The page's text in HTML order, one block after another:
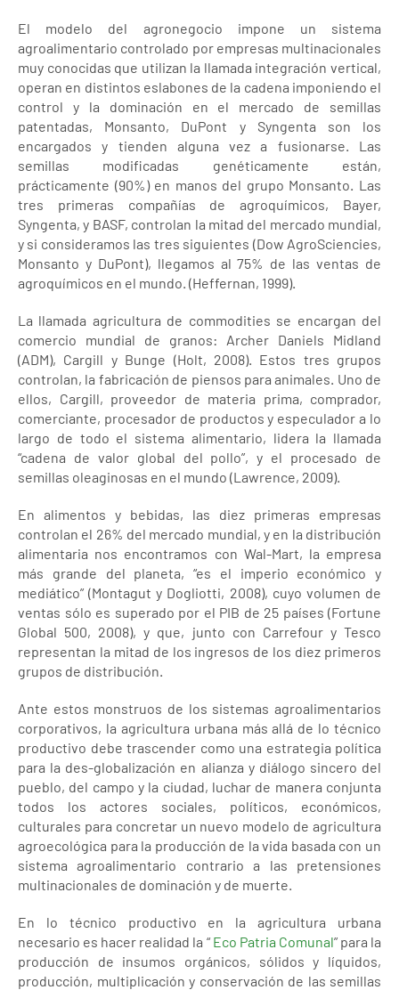
El modelo del agronegocio impone un sistema
agroalimentario controlado por empresas multinacionales
muy conocidas que utilizan la llamada integración vertical,
operan en distintos eslabones de la cadena imponiendo el
control y la dominación en el mercado de semillas
patentadas, Monsanto, DuPont y Syngenta son los
encargados y tienden alguna vez a fusionarse. Las
semillas modificadas genéticamente están,
prácticamente (90%) en manos del grupo Monsanto. Las
tres primeras compañías de agroquímicos, Bayer,
Syngenta, y BASF, controlan la mitad del mercado mundial,
y si consideramos las tres siguientes (Dow AgroSciencies,
Monsanto y DuPont), llegamos al 75% de las ventas de
agroquímicos en el mundo. (Heffernan, 1999).
La llamada agricultura de commodities se encargan del
comercio mundial de granos: Archer Daniels Midland
(ADM), Cargill y Bunge (Holt, 2008). Estos tres grupos
controlan, la fabricación de piensos para animales. Uno de
ellos, Cargill, proveedor de materia prima, comprador,
comerciante, procesador de productos y especulador a lo
largo de todo el sistema alimentario, lidera la llamada
“cadena de valor global del pollo”, y el procesado de
semillas oleaginosas en el mundo (Lawrence, 2009).
En alimentos y bebidas, las diez primeras empresas
controlan el 26% del mercado mundial, y en la distribución
alimentaria nos encontramos con Wal-Mart, la empresa
más grande del planeta, “es el imperio económico y
mediático” (Montagut y Dogliotti, 2008), cuyo volumen de
ventas sólo es superado por el PIB de 25 países (Fortune
Global 500, 2008), y que, junto con Carrefour y Tesco
representan la mitad de los ingresos de los diez primeros
grupos de distribución.
Ante estos monstruos de los sistemas agroalimentarios
corporativos, la agricultura urbana más allá de lo técnico
productivo debe trascender como una estrategia política
para la des-globalización en alianza y diálogo sincero del
pueblo, del campo y la ciudad, luchar de manera conjunta
todos los actores sociales, políticos, económicos,
culturales para concretar un nuevo modelo de agricultura
agroecológica para la producción de la vida basada con un
sistema agroalimentario contrario a las pretensiones
multinacionales de dominación y de muerte.
En lo técnico productivo en la agricultura urbana
necesario es hacer realidad la “ Eco Patria Comunal” para la
producción de insumos orgánicos, sólidos y líquidos,
producción, multiplicación y conservación de las semillas